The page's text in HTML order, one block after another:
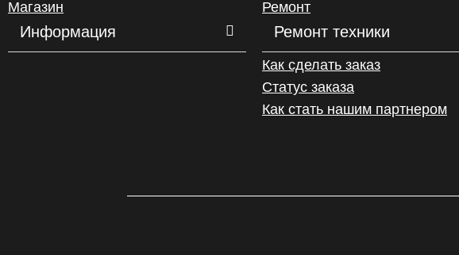
Магазин
Информация
Ремонт
Ремонт техники
Как сделать заказ
Статус заказа
Как стать нашим партнером